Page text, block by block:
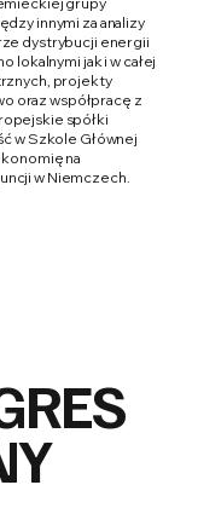
innymi za analizy
dystrybucji energii
lokalnymi jak i w całej
projekty
oraz współpracę z
spółki
w Szkole Głównej
na
w Niemczech.